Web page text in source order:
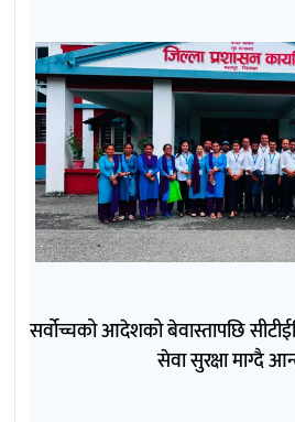
सर्वोच्चको आदेशको बेवास्तापछि
सेवा सुरक्षा माग्दै